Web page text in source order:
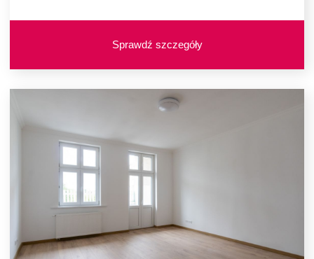
Sprawdź szczegóły